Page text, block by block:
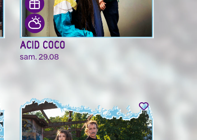
ACID COCO
sam. 29.08